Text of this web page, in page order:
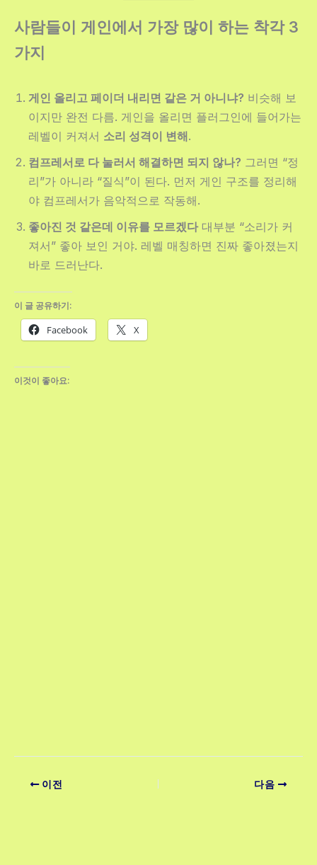
사람들이 게인에서 가장 많이 하는 착각 3
가지
게인 올리고 페이더 내리면 같은 거 아니냐? 비슷해 보
이지만 완전 다름. 게인을 올리면 플러그인에 들어가는
레벨이 커져서 소리 성격이 변해.
컴프레서로 다 눌러서 해결하면 되지 않나? 그러면 “정
리”가 아니라 “질식”이 된다. 먼저 게인 구조를 정리해
야 컴프레서가 음악적으로 작동해.
좋아진 것 같은데 이유를 모르겠다대부분 “소리가 커
져서” 좋아 보인 거야. 레벨 매칭하면 진짜 좋아졌는지
바로 드러난다.
이 글 공유하기:
Facebook X
이것이 좋아요:
이전 다음